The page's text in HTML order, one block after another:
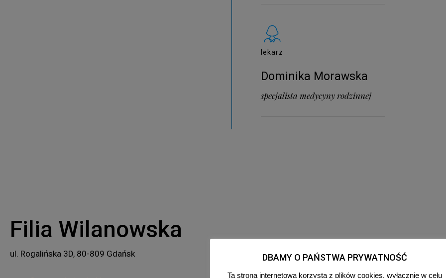
lekarz
Dominika Morawska
specjalista medycyny rodzinnej
Filia Wilanowska
ul. Rogalińska 3D, 80-809 Gdańsk DBAMY O PAŃSTWA PRYWATNOŚĆ
Ta strona internetowa korzysta z plików cookies, wyłącznie w celu